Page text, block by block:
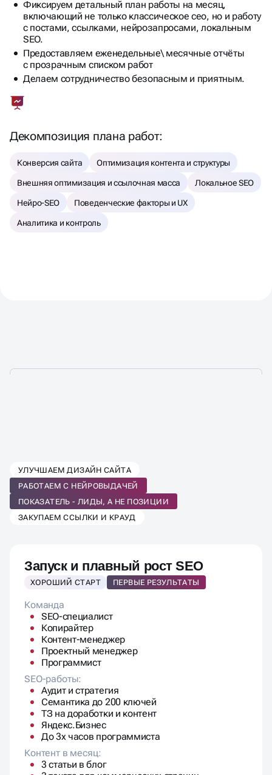
включающий не только классическое сео, но и работу
с постами, ссылками, нейрозапросами, локальным
SEO.
Предоставляем еженедельные\ месячные отчёты
с прозрачным списком работ
Делаем сотрудничество безопасным и приятным.
ПРОДВИЖЕНИЯ
ПОД ВАШ БИЗНЕС
РАБОТАЕМ С НЕЙРОВЫДАЧЕЙ
ПОКАЗАТЕЛЬ - ЛИДЫ, А НЕ ПОЗИЦИИ
ЗАКУПАЕМ ССЫЛКИ И КРАУД
ХОРОШИЙ СТАРТ ПЕРВЫЕ РЕЗУЛЬТАТЫ
SEO-специалист
Копирайтер
Контент-менеджер
Проектный менеджер
Программист
SEO-работы:
Аудит и стратегия
Семантика до 200 ключей
ТЗ на доработки и контент
Яндекс.Бизнес
До 3х часов программиста
Контент в месяц:
3 статьи в блог
3 текста для коммерческих страниц